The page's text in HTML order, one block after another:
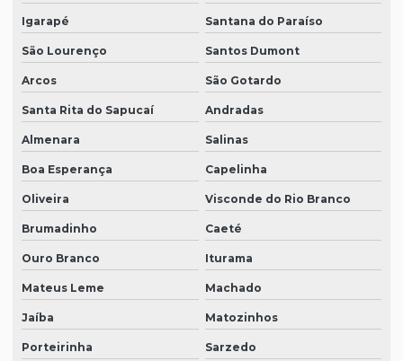
Igarapé Santana do Paraíso
São Lourenço Santos Dumont
Arcos São Gotardo
Santa Rita do Sapucaí Andradas
Almenara Salinas
Boa Esperança Capelinha
Oliveira Visconde do Rio Branco
Brumadinho Caeté
Ouro Branco Iturama
Mateus Leme Machado
Jaíba Matozinhos
Porteirinha Sarzedo